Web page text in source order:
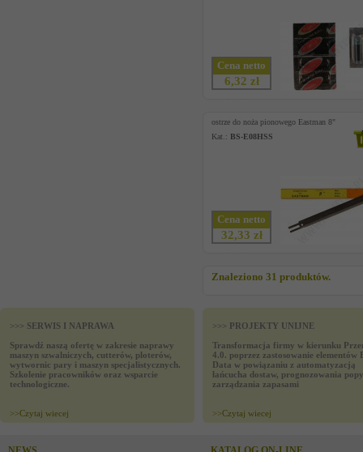
Cena netto
6,32 zł
ostrze do noża pionowego Eastman 8"
Kat.: BS-E08HSS
Cena netto
32,33 zł
Znaleziono 31 produktów.
>>> SERWIS I NAPRAWA
Sprawdź naszą ofertę w zakresie naprawy
maszyn szwalniczych, cutterów, ploterów,
wytwornic pary i maszyn specjalistycznych.
Szkolenie pracowników oraz wsparcie
technologiczne.
>>Czytaj wiecej
>>> PROJEKTY UNIJNE
Transformacja firmy w kierunku
4.0. poprzez zastosowanie elementów
Data w powiązaniu z automatyzacją
łańcucha dostaw, prognozowania
zarządzania zapasami
>>Czytaj wiecej